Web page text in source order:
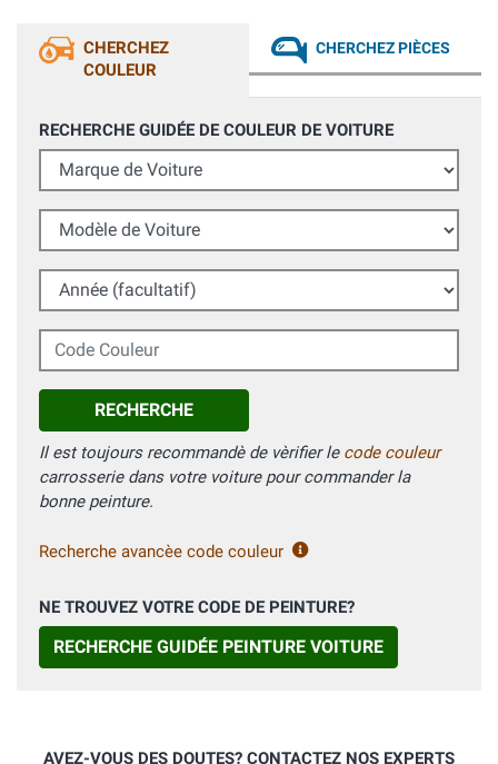
CHERCHEZ
COULEUR
CHERCHEZ PIÈCES
RECHERCHE GUIDÉE DE COULEUR DE VOITURE
Marque de Voiture
Modèle de Voiture
Année (facultatif)
Code Couleur
RECHERCHE
Il est toujours recommandè de vèrifier le code couleur
carrosserie dans votre voiture pour commander la
bonne peinture.
Recherche avancèe code couleur
NE TROUVEZ VOTRE CODE DE PEINTURE?
RECHERCHE GUIDÉE PEINTURE VOITURE
AVEZ-VOUS DES DOUTES? CONTACTEZ NOS EXPERTS